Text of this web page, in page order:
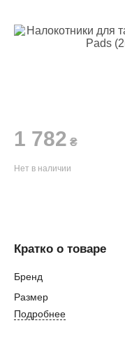
1 782 ₴
Нет в наличии
Кратко о товаре
Бренд
Размер
Подробнее